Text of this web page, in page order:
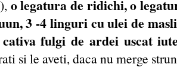
o legatura de ridichi, o
3 -4 linguri cu ulei de
cativa fulgi de ardei uscat
si le aveti, daca nu merge